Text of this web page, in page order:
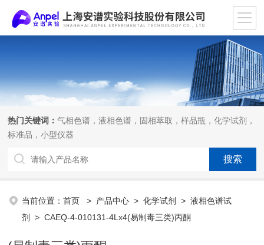
热门关键词：气相色谱，液相色谱，固相萃取，样品瓶，化学试剂，
标准品，小型仪器
当前位置：首页 > 产品中心 >化学试剂 >液相色谱试
剂
> CAEQ-4-010131-4Lx4(易制毒三类)丙酮